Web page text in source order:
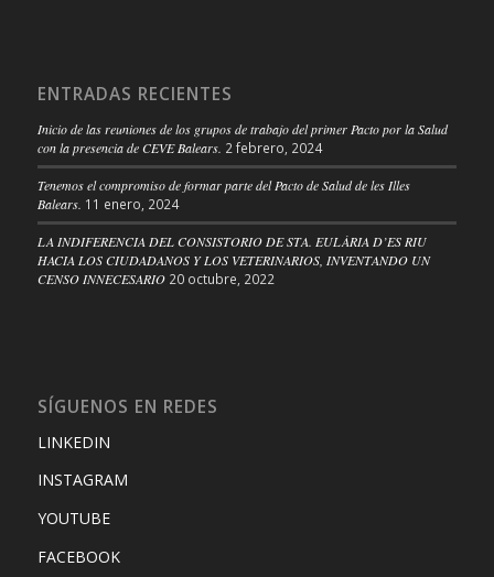
ENTRADAS RECIENTES
Inicio de las reuniones de los grupos de trabajo del primer Pacto por la Salud
con la presencia de CEVE Balears. 2 febrero, 2024
Tenemos el compromiso de formar parte del Pacto de Salud de les Illes
Balears. 11 enero, 2024
LA INDIFERENCIA DEL CONSISTORIO DE STA. EULÀRIA D’ES RIU
HACIA LOS CIUDADANOS Y LOS VETERINARIOS, INVENTANDO UN
CENSO INNECESARIO 20 octubre, 2022
SÍGUENOS EN REDES
LINKEDIN
INSTAGRAM
YOUTUBE
FACEBOOK